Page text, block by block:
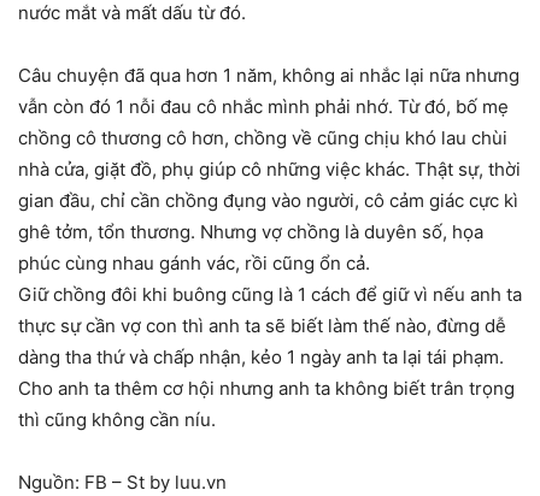
nước mắt và mất dấu từ đó.
Câu chuyện đã qua hơn 1 năm, không ai nhắc lại nữa nhưng
vẫn còn đó 1 nỗi đau cô nhắc mình phải nhớ. Từ đó, bố mẹ
chồng cô thương cô hơn, chồng về cũng chịu khó lau chùi
nhà cửa, giặt đồ, phụ giúp cô những việc khác. Thật sự, thời
gian đầu, chỉ cần chồng đụng vào người, cô cảm giác cực kì
ghê tởm, tổn thương. Nhưng vợ chồng là duyên số, họa
phúc cùng nhau gánh vác, rồi cũng ổn cả.
Giữ chồng đôi khi buông cũng là 1 cách để giữ vì nếu anh ta
thực sự cần vợ con thì anh ta sẽ biết làm thế nào, đừng dễ
dàng tha thứ và chấp nhận, kẻo 1 ngày anh ta lại tái phạm.
Cho anh ta thêm cơ hội nhưng anh ta không biết trân trọng
thì cũng không cần níu.
Nguồn: FB – St by luu.vn